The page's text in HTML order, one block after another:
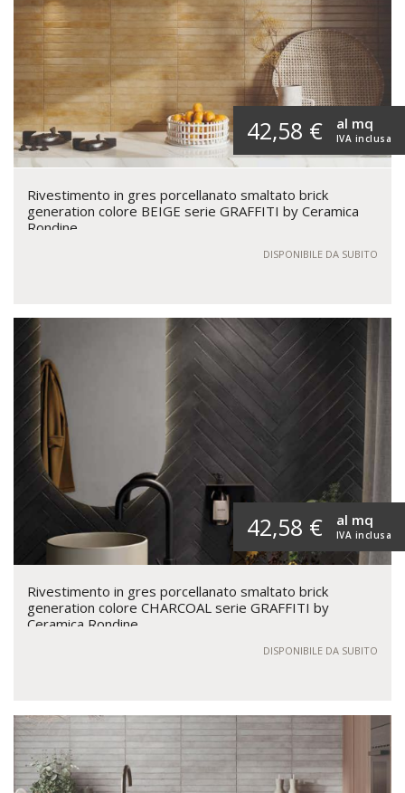
42,58 € IVA inclusa
al mq
Rivestimento in gres porcellanato smaltato brick
generation colore BEIGE serie GRAFFITI by Ceramica
Rondine
DISPONIBILE DA SUBITO
42,58 € IVA inclusa
al mq
Rivestimento in gres porcellanato smaltato brick
generation colore CHARCOAL serie GRAFFITI by
Ceramica Rondine
DISPONIBILE DA SUBITO